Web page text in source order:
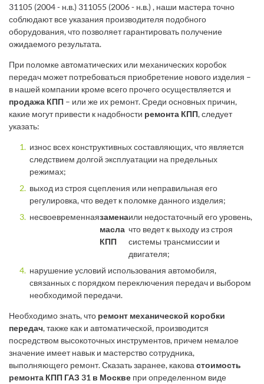
31105 (2004 - н.в.) 311055 (2006 - н.в.) , наши мастера точно
соблюдают все указания производителя подобного
оборудования, что позволяет гарантировать получение
ожидаемого результата.
При поломке автоматических или механических коробок
передач может потребоваться приобретение нового изделия –
в нашей компании кроме всего прочего осуществляется и
продажа КПП – или же их ремонт. Среди основных причин,
какие могут привести к надобности ремонта КПП, следует
указать:
износ всех конструктивных составляющих, что является
следствием долгой эксплуатации на предельных
режимах;
выход из строя сцепления или неправильная его
регулировка, что ведет к поломке данного изделия;
несвоевременнаязамена
масла
КПП
или недостаточный его уровень,
что ведет к выходу из строя
системы трансмиссии и
двигателя;
нарушение условий использования автомобиля,
связанных с порядком переключения передач и выбором
необходимой передачи.
Необходимо знать, что ремонт механической коробки
передач, также как и автоматической, производится
посредством высокоточных инструментов, причем немалое
значение имеет навык и мастерство сотрудника,
выполняющего ремонт. Сказать заранее, какова стоимость
ремонта КПП ГАЗ 31 в Москве при определенном виде